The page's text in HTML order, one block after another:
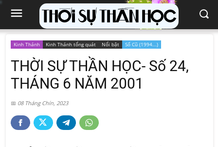
Kinh Thánh Kinh Thánh tổng quát Nổi bật Số Cũ (1994...)
THỜI SỰ THẦN HỌC- Số 24,
THÁNG 6 NĂM 2001
08 Tháng Chín, 2023